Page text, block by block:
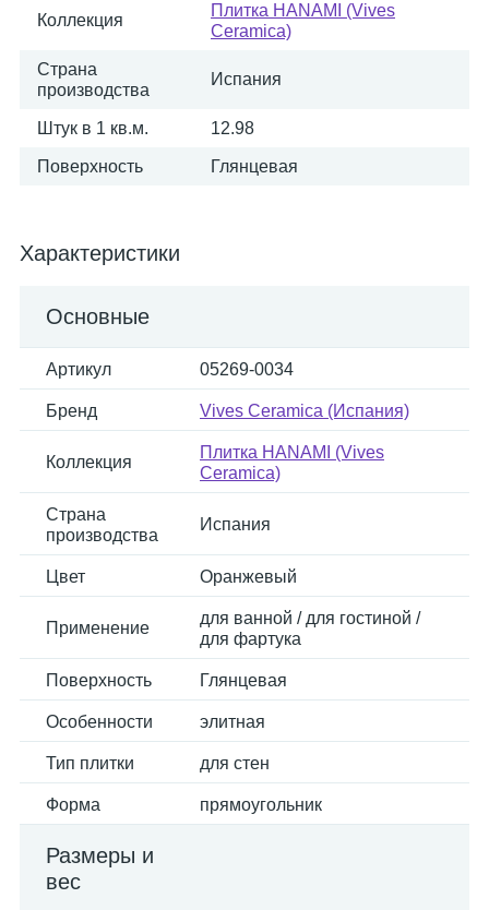
Коллекция
Плитка HANAMI (Vives
Ceramica)
Страна
производства
Испания
Штук в 1 кв.м. 12.98
Поверхность Глянцевая
Характеристики
Основные
Артикул 05269-0034
Бренд Vives Ceramica (Испания)
Коллекция
Плитка HANAMI (Vives
Ceramica)
Страна
производства
Испания
Цвет Оранжевый
Применение
для ванной / для гостиной /
для фартука
Поверхность Глянцевая
Особенности элитная
Тип плитки для стен
Форма прямоугольник
Размеры и
вес